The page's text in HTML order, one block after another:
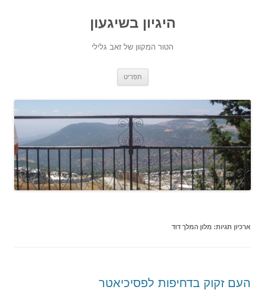
היגיון בשיגעון
הטור המקוון של זאב גלילי
תפריט
ארכיון תגיות: מלון המלך דוד
העם זקוק בדחיפות לפסיכיאטר